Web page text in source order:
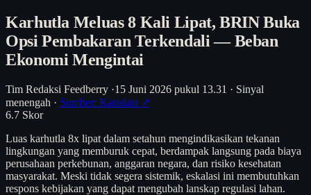
Karhutla Meluas 8 Kali Lipat, BRIN Buka
Opsi Pembakaran Terkendali — Beban
Ekonomi Mengintai
Tim Redaksi Feedberry ·15 Juni 2026 pukul 13.31 · Sinyal
menengah · Sumber: Katadata ↗
6.7 Skor
Luas karhutla 8x lipat dalam setahun mengindikasikan tekanan
lingkungan yang memburuk cepat, berdampak langsung pada biaya
perusahaan perkebunan, anggaran negara, dan risiko kesehatan
masyarakat. Meski tidak segera sistemik, eskalasi ini membutuhkan
respons kebijakan yang dapat mengubah lanskap regulasi lahan.